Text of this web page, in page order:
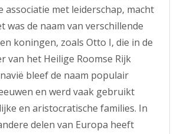
associatie met leiderschap, macht
was de naam van verschillende
koningen, zoals Otto I, die in de
van het Heilige Roomse Rijk
bleef de naam populair
en werd vaak gebruikt
en aristocratische families. In
delen van Europa heeft